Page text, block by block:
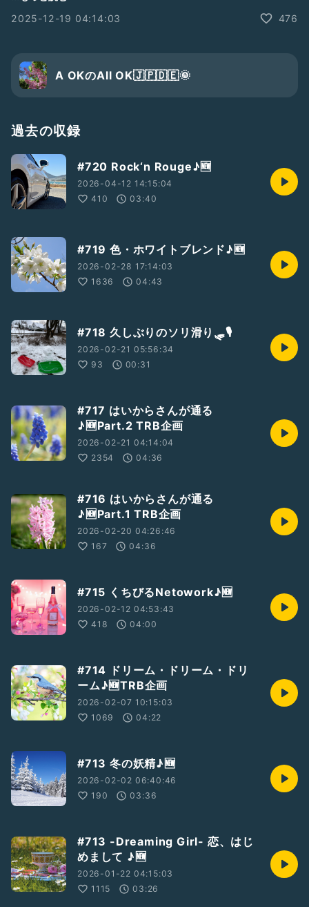
ビオラ、チェロパートも
各パートを
何回も録り直して
でもさすがに
何曲も何度も録り直してるので、
他パートを聴きながら
というのは
身についてきたかも😅
こればっかりに
時間を費やしてもいられないので
とりあえず
今回はこの辺で🤪
#著作権切れ #J.S.Bach #人の望みの喜びよ #AOK_Violin
#が〜やんTRB企画 #AOK楽曲多重録音
2025-12-19 04:14:03
476
A OKのAll OK🇯🇵🇩🇪🌞
過去の収録
#720 Rock‘n Rouge♪🆕
2026-04-12 14:15:04
410
03:40
#719 色・ホワイトブレンド♪🆕
2026-02-28 17:14:03
1636
04:43
#718 久しぶりのソリ滑り🛷🎙️
2026-02-21 05:56:34
93
00:31
#717 はいからさんが通る
♪🆕Part.2 TRB企画
2026-02-21 04:14:04
2354
04:36
#716 はいからさんが通る
♪🆕Part.1 TRB企画
2026-02-20 04:26:46
167
04:36
#715 くちびるNetowork♪🆕
2026-02-12 04:53:43
418
04:00
#714 ドリーム・ドリーム・ドリ
ーム♪🆕TRB企画
2026-02-07 10:15:03
1069
04:22
#713 冬の妖精♪🆕
2026-02-02 06:40:46
190
03:36
#713 -Dreaming Girl- 恋、はじ
めまして ♪🆕
2026-01-22 04:15:03
1115
03:26